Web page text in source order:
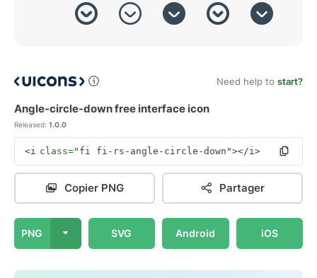
Need help to start?
Angle-circle-down free interface icon
Released: 1.0.0
<i class="fi fi-rs-angle-circle-down"></i>
Copier PNG Partager
PNG SVG Android iOS